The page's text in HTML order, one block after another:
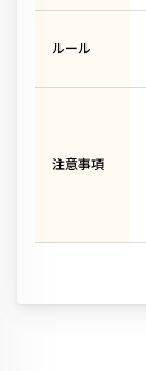
ルール
注意事項